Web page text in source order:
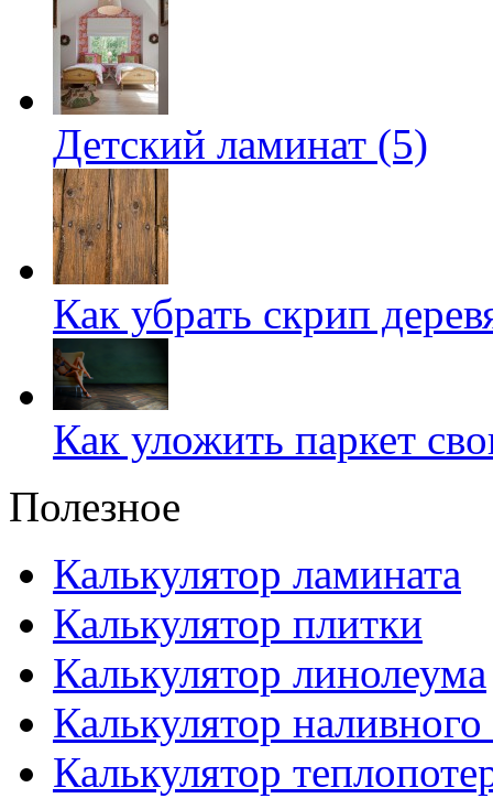
Детский ламинат (5)
Как убрать скрип
Как уложить паркет
Полезное
Калькулятор ламината
Калькулятор плитки
Калькулятор линолеума
Калькулятор
Калькулятор